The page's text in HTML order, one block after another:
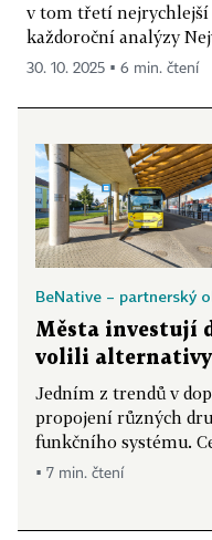
v tom třetí nejrychlejší
každoroční analýzy
30. 10. 2025 ▪ 6 min. čtení
BeNative – partnerský
Města investují
volili
Jedním z trendů v
propojení různých
funkčního systému.
▪ 7 min. čtení